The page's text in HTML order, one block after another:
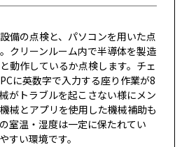
備の点検と、パソコンを用いた点
クリーンルーム内で半導体を製造
動作しているか点検します。チェ
に英数字で入力する座り作業が8
がトラブルを起こさない様にメン
械とアプリを使用した機械補助も
室温・湿度は一定に保たれてい
すい環境です。